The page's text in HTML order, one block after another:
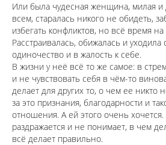
Или была чудесная женщина, милая и
всем, старалась никого не обидеть,
избегать конфликтов, но всё время
Расстраивалась, обижалась и
одиночество и в жалость к себе.
В жизни у неё всё то же самое: в
и не чувствовать себя в чём-то
делает для других то, о чем ее никто
за это признания, благодарности и
отношения. А ей этого очень
раздражается и не понимает, в чем
всё делает правильно.